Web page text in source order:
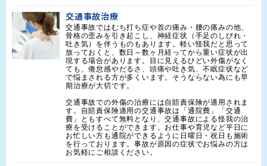
交通事故治療
交通事故ではむち打ち症や首の痛み・腰の痛みの他、
骨格の歪みを引き起こし、神経症状（手足のしびれ・
吐き気）を伴うものもあります。軽い怪我だと思って
放っておくと、数日～数ヶ月経ってから重い症状が出
現する場合があります。目に見えるひどい外傷がなく
ても、倦怠感やだるさ、頭痛や吐き気、不眠症状など
で悩まされる方が多くいます。そうならない為にも早
期治療が大切です。
交通事故での外傷の治療には自賠責保険が適用されま
す。自賠責保険適用の交通事故は「通院費」「交通
費」ともすべて無料となり、交通事故による怪我の治
療を受けることができます。お仕事や育児など平日に
お忙しい方も通院ができるように日曜日・祝日も施術
を行っております。事故が原因の症状でお悩みの方は
お気軽にご相談ください。